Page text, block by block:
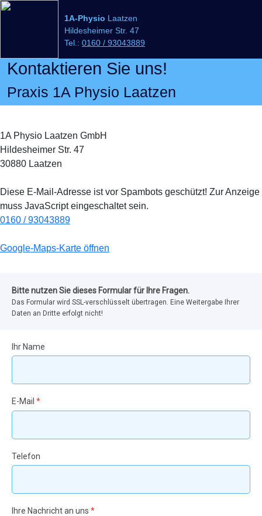
1A-Physio Laatzen
Hildesheimer Str. 47
Tel.: 0160 / 93043889
Kontaktieren Sie uns!
Praxis 1A Physio Laatzen
1A Physio Laatzen GmbH
Hildesheimer Str. 47
30880 Laatzen
Diese E-Mail-Adresse ist vor Spambots geschützt! Zur Anzeige
muss JavaScript eingeschaltet sein.
0160 / 93043889
Google-Maps-Karte öffnen
Bitte nutzen Sie dieses Formular für Ihre Fragen.
Das Formular wird SSL-verschlüsselt übertragen. Eine Weitergabe Ihrer
Daten an Dritte erfolgt nicht!
Ihr Name
E-Mail *
Telefon
Ihre Nachricht an uns *